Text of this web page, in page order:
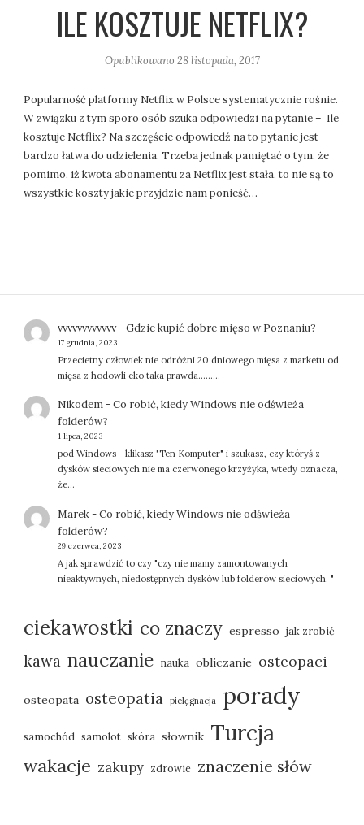
ILE KOSZTUJE NETFLIX?
Opublikowano 28 listopada, 2017
Popularność platformy Netflix w Polsce systematycznie rośnie.
W związku z tym sporo osób szuka odpowiedzi na pytanie – Ile
kosztuje Netflix? Na szczęście odpowiedź na to pytanie jest
bardzo łatwa do udzielenia. Trzeba jednak pamiętać o tym, że
pomimo, iż kwota abonamentu za Netflix jest stała, to nie są to
wszystkie koszty jakie przyjdzie nam ponieść…
vvvvvvvvvvvv-Gdzie kupić dobre mięso w Poznaniu?
17 grudnia, 2023
Przecietny człowiek nie odróżni 20 dniowego mięsa z marketu od
mięsa z hodowli eko taka prawda.........
Nikodem-Co robić, kiedy Windows nie odświeża
folderów?
1 lipca, 2023
pod Windows - klikasz "Ten Komputer" i szukasz, czy któryś z
dysków sieciowych nie ma czerwonego krzyżyka, wtedy oznacza,
że…
Marek-Co robić, kiedy Windows nie odświeża
folderów?
29 czerwca, 2023
A jak sprawdzić to czy "czy nie mamy zamontowanych
nieaktywnych, niedostępnych dysków lub folderów sieciowych. "
ciekawostki co znaczy espresso jak zrobić
kawa nauczanie nauka obliczanie osteopaci
osteopata osteopatia pielęgnacja porady
samochód samolot skóra słownik Turcja
wakacje zakupy zdrowie znaczenie słów